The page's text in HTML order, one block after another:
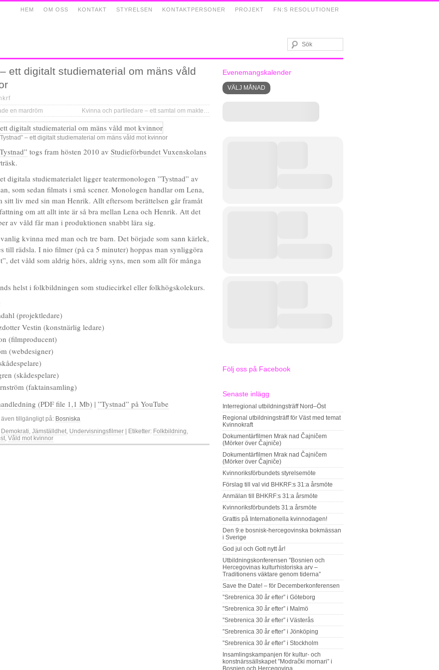
FN:S RESOLUTIONER
PROJEKT
KONTAKTPERSONER
STYRELSEN
KONTAKT
OM OSS
HEM
– ett digitalt studiematerial om mäns våld
en mardröm Kvinna och partiledare – ett samtal om maktens strukturer i Sverige
– ett digitalt studiematerial om mäns våld mot kvinnor
togs fram hösten 2010 av Studieförbundet Vuxenskolans
digitala studiematerialet ligger teatermonologen ”Tystnad” av
som sedan filmats i små scener. Monologen handlar om Lena,
sitt liv med sin man Henrik. Allt eftersom berättelsen går framåt
om att allt inte är så bra mellan Lena och Henrik. Att det
av våld får man i produktionen snabbt lära sig.
kvinna med man och tre barn. Det började som sann kärlek,
till rädsla. I nio filmer (på ca 5 minuter) hoppas man synliggöra
det våld som aldrig hörs, aldrig syns, men som allt för många
helst i folkbildningen som studiecirkel eller folkhögskolekurs.
(projektledare)
Vestin (konstnärlig ledare)
(filmproducent)
(webdesigner)
(skådespelare)
(faktainsamling)
(PDF file 1,1 Mb) | ”Tystnad” på YouTube
tillgängligt på: Bosniska
Demokrati, Jämställdhet, Undervisningsfilmer | Etiketter: Folkbildning,
, Våld mot kvinnor
Evenemangskalender
VÄLJ MÅNAD
Följ oss på Facebook
Senaste inlägg
Interregional utbildningsträff Nord–Öst
Regional utbildningsträff för Väst med temat
Kvinnokraft
Dokumentärfilmen Mrak nad Čajničem
(Mörker över Čajniče)
Dokumentärfilmen Mrak nad Čajničem
(Mörker över Čajniče)
Kvinnoriksförbundets styrelsemöte
Förslag till val vid BHKRF:s 31:a årsmöte
Anmälan till BHKRF:s 31:a årsmöte
Kvinnoriksförbundets 31:a årsmöte
Grattis på Internationella kvinnodagen!
Den 9:e bosnisk-hercegovinska bokmässan
i Sverige
God jul och Gott nytt år!
Utbildningskonferensen ”Bosnien och
Hercegovinas kulturhistoriska arv –
Traditionens väktare genom tiderna”
Save the Date! – för Decemberkonferensen
”Srebrenica 30 år efter” i Göteborg
”Srebrenica 30 år efter” i Malmö
”Srebrenica 30 år efter” i Västerås
”Srebrenica 30 år efter” i Jönköping
”Srebrenica 30 år efter” i Stockholm
Insamlingskampanjen för kultur- och
konstnärssällskapet ”Modrački mornari” i
Bosnien och Hercegovina